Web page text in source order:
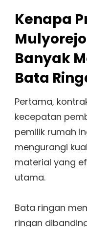
Kenapa
Banyak
Bata
Pertama,
kecepatan
pemilik rumah
mengurangi
material yang
utama.
Bata ringan
ringan